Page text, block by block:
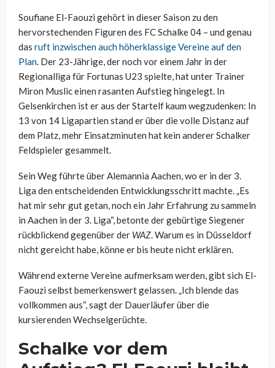
Soufiane El-Faouzi gehört in dieser Saison zu den
hervorstechenden Figuren des FC Schalke 04 – und genau
das ruft inzwischen auch höherklassige Vereine auf den
Plan. Der 23-Jährige, der noch vor einem Jahr in der
Regionalliga für Fortunas U23 spielte, hat unter Trainer
Miron Muslic einen rasanten Aufstieg hingelegt. In
Gelsenkirchen ist er aus der Startelf kaum wegzudenken: In
13 von 14 Ligapartien stand er über die volle Distanz auf
dem Platz, mehr Einsatzminuten hat kein anderer Schalker
Feldspieler gesammelt.
Sein Weg führte über Alemannia Aachen, wo er in der 3.
Liga den entscheidenden Entwicklungsschritt machte. „Es
hat mir sehr gut getan, noch ein Jahr Erfahrung zu sammeln
in Aachen in der 3. Liga“, betonte der gebürtige Siegener
rückblickend gegenüber der WAZ. Warum es in Düsseldorf
nicht gereicht habe, könne er bis heute nicht erklären.
Während externe Vereine aufmerksam werden, gibt sich El-
Faouzi selbst bemerkenswert gelassen. „Ich blende das
vollkommen aus“, sagt der Dauerläufer über die
kursierenden Wechselgerüchte.
Schalke vor dem